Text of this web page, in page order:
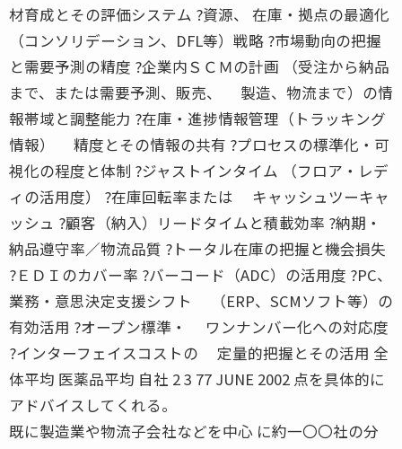
材育成とその評価システム ?資源、 在庫・拠点の最適化
（コンソリデーション、DFL等）戦略 ?市場動向の把握
と需要予測の精度 ?企業内ＳＣＭの計画 （受注から納品
まで、または需要予測、販売、 製造、物流まで）の情
報帯域と調整能力 ?在庫・進捗情報管理（トラッキング
情報） 精度とその情報の共有 ?プロセスの標準化・可
視化の程度と体制 ?ジャストインタイム （フロア・レデ
ィの活用度） ?在庫回転率または キャッシュツーキャ
ッシュ ?顧客（納入）リードタイムと積載効率 ?納期・
納品遵守率／物流品質 ?トータル在庫の把握と機会損失
?ＥＤＩのカバー率 ?バーコード（ADC）の活用度 ?PC、
業務・意思決定支援シフト （ERP、SCMソフト等）の
有効活用 ?オープン標準・ ワンナンバー化への対応度
?インターフェイスコストの 定量的把握とその活用 全
体平均 医薬品平均 自社 2 3 77 JUNE 2002 点を具体的に
アドバイスしてくれる。
既に製造業や物流子会社などを中心 に約一〇〇社の分